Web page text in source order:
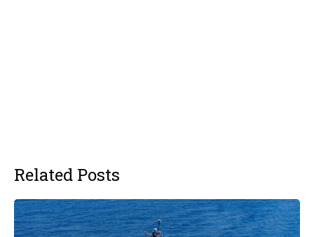
Related Posts